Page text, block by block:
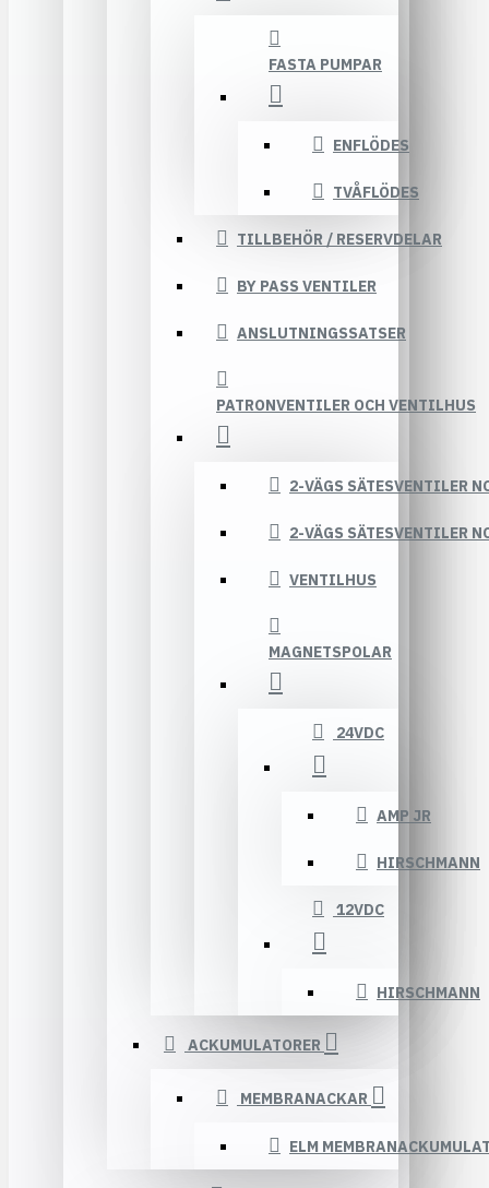
FASTA PUMPAR
ENFLÖDES
TVÅFLÖDES
TILLBEHÖR / RESERVDELAR
BY PASS VENTILER
ANSLUTNINGSSATSER
PATRONVENTILER OCH VENTILHUS
2-VÄGS SÄTESVENTILER
2-VÄGS SÄTESVENTILER
VENTILHUS
MAGNETSPOLAR
24VDC
AMP JR
HIRSCHMANN
12VDC
HIRSCHMANN
ACKUMULATORER
MEMBRANACKAR
ELM